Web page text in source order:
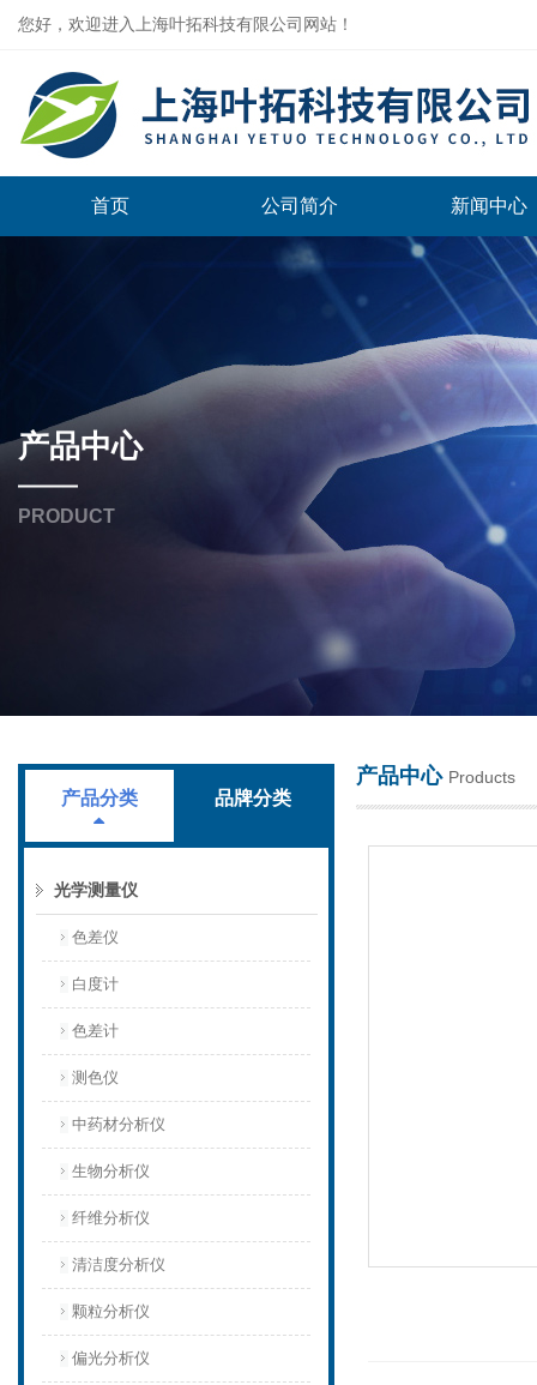
您好，欢迎进入上海叶拓科技有限公司网站！
首页 公司简介 新闻中心
产品中心
PRODUCT
产品分类 品牌分类
光学测量仪
色差仪
白度计
色差计
测色仪
中药材分析仪
生物分析仪
纤维分析仪
清洁度分析仪
颗粒分析仪
偏光分析仪
产品中心 Products